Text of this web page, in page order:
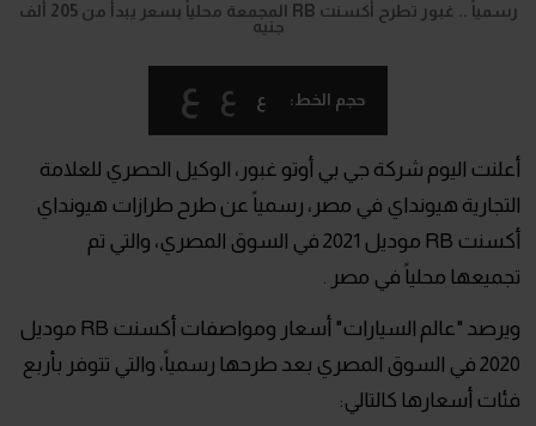
رسمياً .. غبور تطرح أكسنت RB المجمعة محلياً بسعر يبدأ من 205 ألف
جنيه
حجم الخط: ع ع ع
أعلنت اليوم شركة جي بي أوتو غبور، الوكيل الحصري للعلامة
التجارية هيونداي في مصر، رسمياً عن طرح طرازات هيونداي
أكسنت RB موديل 2021 في السوق المصري، والتي تم
تجميعها محلياً في مصر .
ويرصد "عالم السيارات" أسعار ومواصفات أكسنت RB موديل
2020 في السوق المصري بعد طرحها رسمياً، والتي تتوفر بأربع
فئات أسعارها كالتالي: